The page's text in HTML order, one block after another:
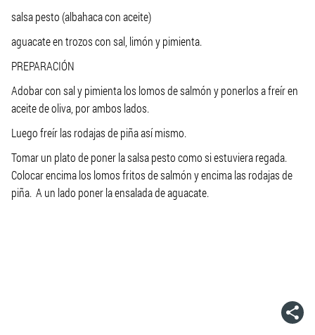
salsa pesto (albahaca con aceite)
aguacate en trozos con sal, limón y pimienta.
PREPARACIÓN
Adobar con sal y pimienta los lomos de salmón y ponerlos a freír en
aceite de oliva, por ambos lados.
Luego freír las rodajas de piña así mismo.
Tomar un plato de poner la salsa pesto como si estuviera regada.
Colocar encima los lomos fritos de salmón y encima las rodajas de
piña. A un lado poner la ensalada de aguacate.